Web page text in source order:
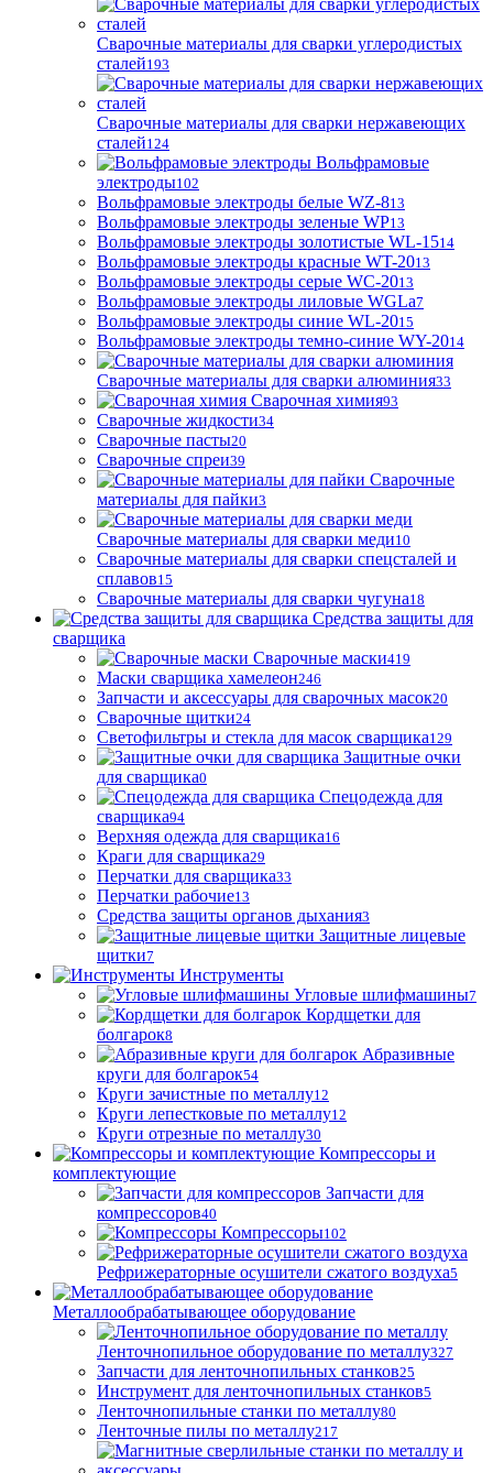
Сварочные материалы для сварки углеродистых
сталей193
Сварочные материалы для сварки нержавеющих
сталей124
Вольфрамовые
электроды102
Вольфрамовые электроды белые WZ-813
Вольфрамовые электроды зеленые WP13
Вольфрамовые электроды золотистые WL-1514
Вольфрамовые электроды красные WT-2013
Вольфрамовые электроды серые WC-2013
Вольфрамовые электроды лиловые WGLa7
Вольфрамовые электроды синие WL-2015
Вольфрамовые электроды темно-синие WY-2014
Сварочные материалы для сварки алюминия33
Сварочная химия93
Сварочные жидкости34
Сварочные пасты20
Сварочные спреи39
Сварочные
материалы для пайки3
Сварочные материалы для сварки меди10
Сварочные материалы для сварки спецсталей и
сплавов15
Сварочные материалы для сварки чугуна18
Средства защиты для
сварщика
Сварочные маски419
Маски сварщика хамелеон246
Запчасти и аксессуары для сварочных масок20
Сварочные щитки24
Светофильтры и стекла для масок сварщика129
Защитные очки
для сварщика0
Спецодежда для
сварщика94
Верхняя одежда для сварщика16
Краги для сварщика29
Перчатки для сварщика33
Перчатки рабочие13
Средства защиты органов дыхания3
Защитные лицевые
щитки7
Инструменты
Угловые шлифмашины7
Кордщетки для
болгарок8
Абразивные
круги для болгарок54
Круги зачистные по металлу12
Круги лепестковые по металлу12
Круги отрезные по металлу30
Компрессоры и
комплектующие
Запчасти для
компрессоров40
Компрессоры102
Рефрижераторные осушители сжатого воздуха5
Металлообрабатывающее оборудование
Ленточнопильное оборудование по металлу327
Запчасти для ленточнопильных станков25
Инструмент для ленточнопильных станков5
Ленточнопильные станки по металлу80
Ленточные пилы по металлу217